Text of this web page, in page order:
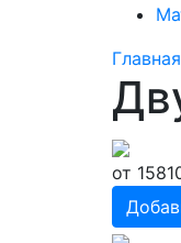
Главная
от